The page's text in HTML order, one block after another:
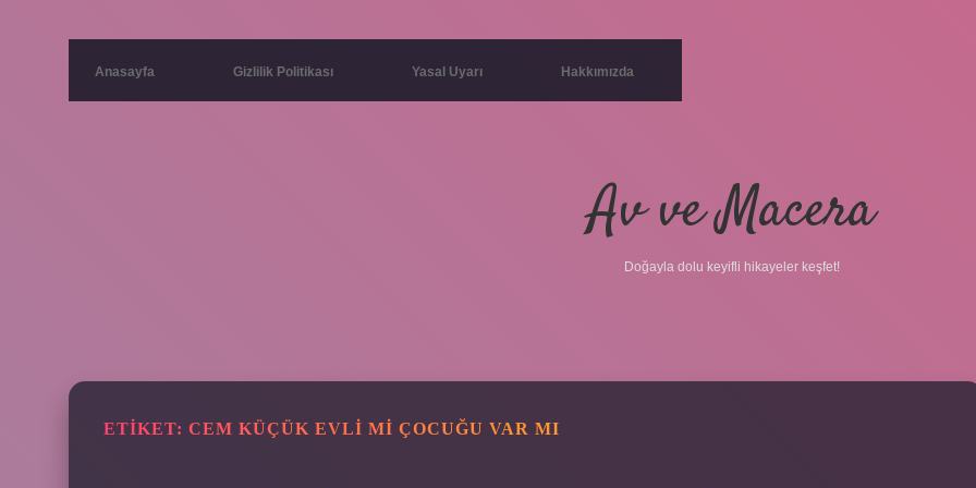
Anasayfa Gizlilik Politikası Yasal Uyarı Hakkımızda
Av ve Macera
Doğayla dolu keyifli hikayeler keşfet!
ETIKET: CEM KÜÇÜK EVLI MI ÇOCUĞU VAR MI